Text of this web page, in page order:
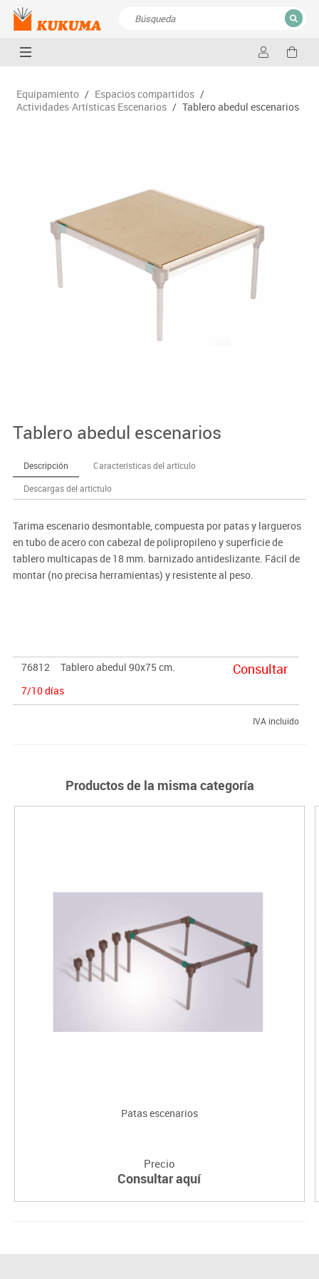
CERRAR
Equipamiento / Espacios compartidos /
Actividades·Artísticas Escenarios / Tablero abedul escenarios
Tablero abedul escenarios
Descripción
Características del artículo
Descargas del artíctulo
Tarima escenario desmontable, compuesta por patas y largueros
en tubo de acero con cabezal de polipropileno y superficie de
tablero multicapas de 18 mm. barnizado antideslizante. Fácil de
montar (no precisa herramientas) y resistente al peso.
76812
Tablero abedul 90x75 cm.
7/10 días
Consultar
IVA incluido
Productos de la misma categoría
Patas escenarios
Precio
Consultar aquí